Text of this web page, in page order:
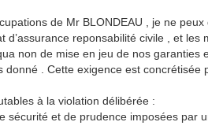
de Mr BLONDEAU , je ne
d’assurance reponsabilité civile , et les
non de mise en jeu de nos garanties
donné . Cette exigence est concrétisée
à la violation délibérée :
sécurité et de prudence imposées par